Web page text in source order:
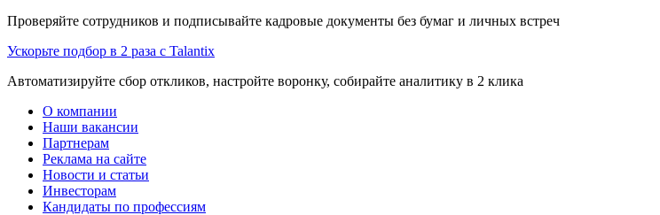
Проверяйте сотрудников и подписывайте кадровые документы без бумаг и личных встреч
Ускорьте подбор в 2 раза с Talantix
Автоматизируйте сбор откликов, настройте воронку, собирайте аналитику в 2 клика
О компании
Наши вакансии
Партнерам
Реклама на сайте
Новости и статьи
Инвесторам
Кандидаты по профессиям